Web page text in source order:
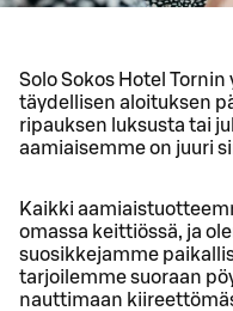
Solo Sokos Hotel
täydellisen aloituksen
ripauksen luksusta tai
aamiaisemme on juuri
Kaikki
omassa keittiössä, ja
suosikkejamme
tarjoilemme suoraan
nauttimaan